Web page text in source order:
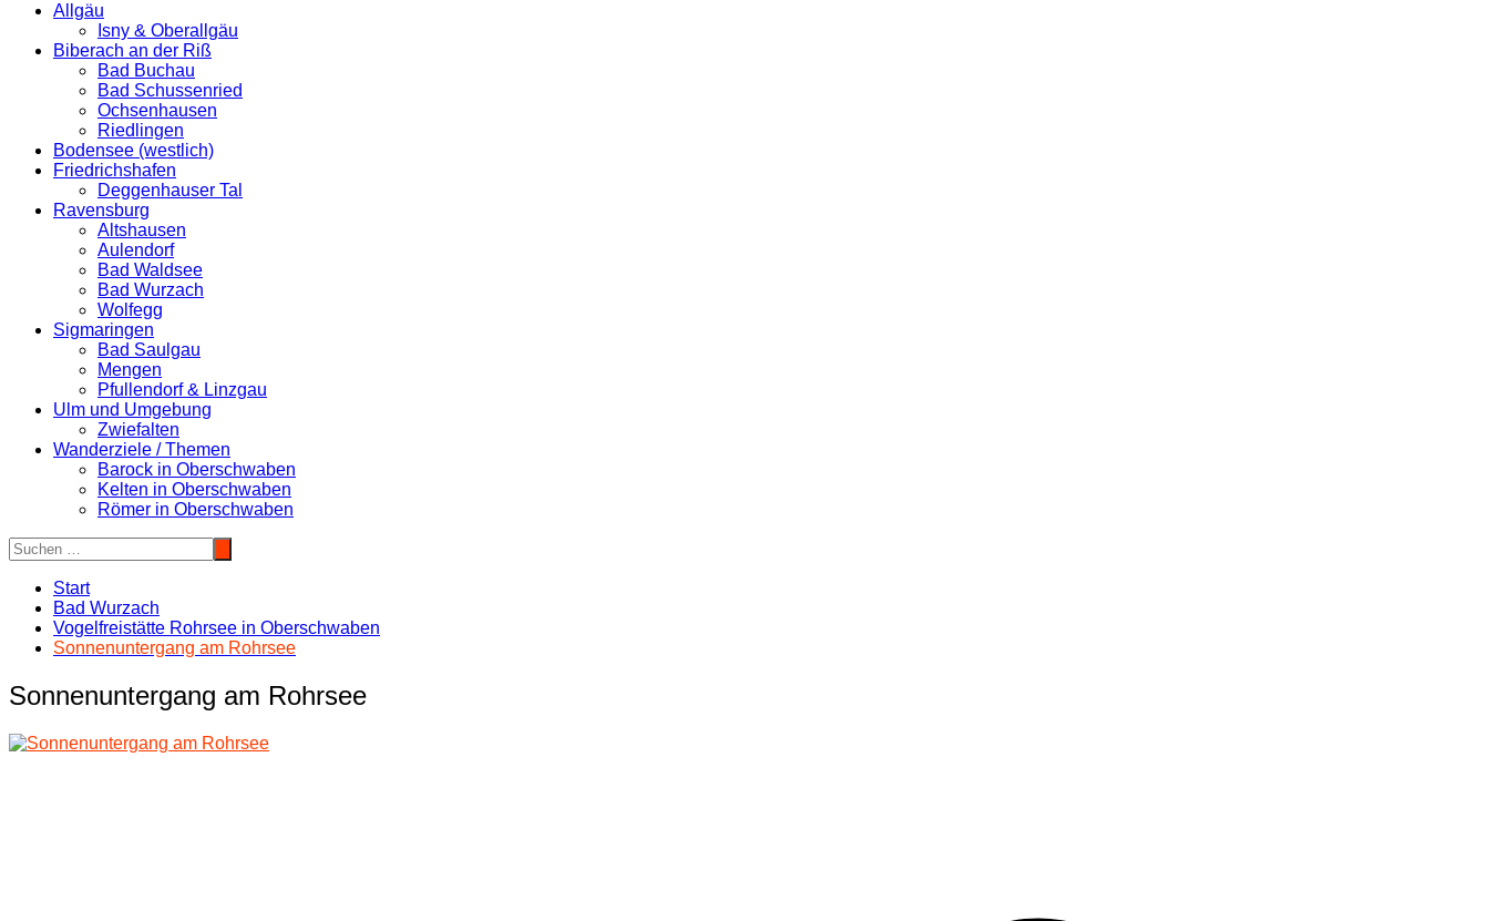
Allgäu
Isny & Oberallgäu
Biberach an der Riß
Bad Buchau
Bad Schussenried
Ochsenhausen
Riedlingen
Bodensee (westlich)
Friedrichshafen
Deggenhauser Tal
Ravensburg
Altshausen
Aulendorf
Bad Waldsee
Bad Wurzach
Wolfegg
Sigmaringen
Bad Saulgau
Mengen
Pfullendorf & Linzgau
Ulm und Umgebung
Zwiefalten
Wanderziele / Themen
Barock in Oberschwaben
Kelten in Oberschwaben
Römer in Oberschwaben
Start
Bad Wurzach
Vogelfreistätte Rohrsee in Oberschwaben
Sonnenuntergang am Rohrsee
Sonnenuntergang am Rohrsee